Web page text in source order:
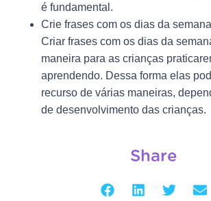
é fundamental.
Crie frases com os dias da
Criar frases com os dias da
maneira para as crianças
aprendendo. Dessa forma elas
recurso de várias maneiras,
de desenvolvimento das crianças.
Share